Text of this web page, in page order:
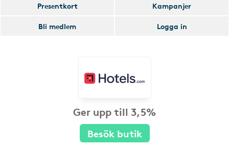
Presentkort
Kampanjer
Bli medlem
Logga in
Ger upp till 3,5%
Besök butik